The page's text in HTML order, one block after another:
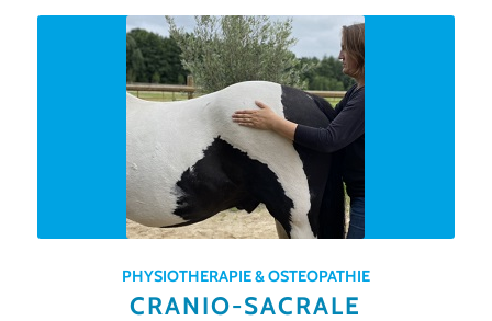
PHYSIOTHERAPIE & OSTEOPATHIE
CRANIO-SACRALE